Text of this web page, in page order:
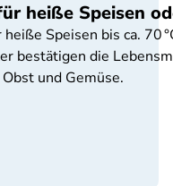
heiße Speisen
Speisen bis ca. 70
bestätigen die
und Gemüse.